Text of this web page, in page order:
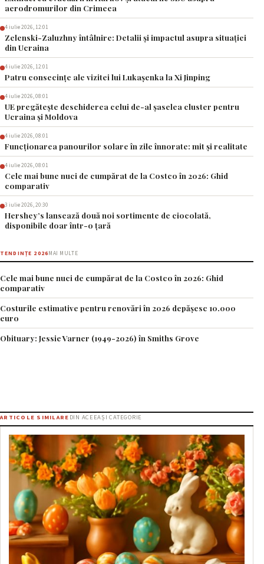
aerodromurilor din Crimeea
4 iulie 2026, 12:01
Zelenski-Zaluzhny întâlnire: Detalii și impactul asupra situației
din Ucraina
4 iulie 2026, 12:01
Patru consecințe ale vizitei lui Lukașenka la Xi Jinping
4 iulie 2026, 08:01
UE pregătește deschiderea celui de-al șaselea cluster pentru
Ucraina și Moldova
4 iulie 2026, 08:01
Funcționarea panourilor solare în zile înnorate: mit și realitate
4 iulie 2026, 08:01
Cele mai bune nuci de cumpărat de la Costco în 2026: Ghid
comparativ
3 iulie 2026, 20:30
Hershey’s lansează două noi sortimente de ciocolată,
disponibile doar într-o țară
TENDINȚE 2026MAI MULTE
Cele mai bune nuci de cumpărat de la Costco în 2026: Ghid
comparativ
Costurile estimative pentru renovări în 2026 depășesc 10.000
euro
Obituary: Jessie Varner (1949-2026) în Smiths Grove
ARTICOLE SIMILARE DIN ACEEAȘI CATEGORIE